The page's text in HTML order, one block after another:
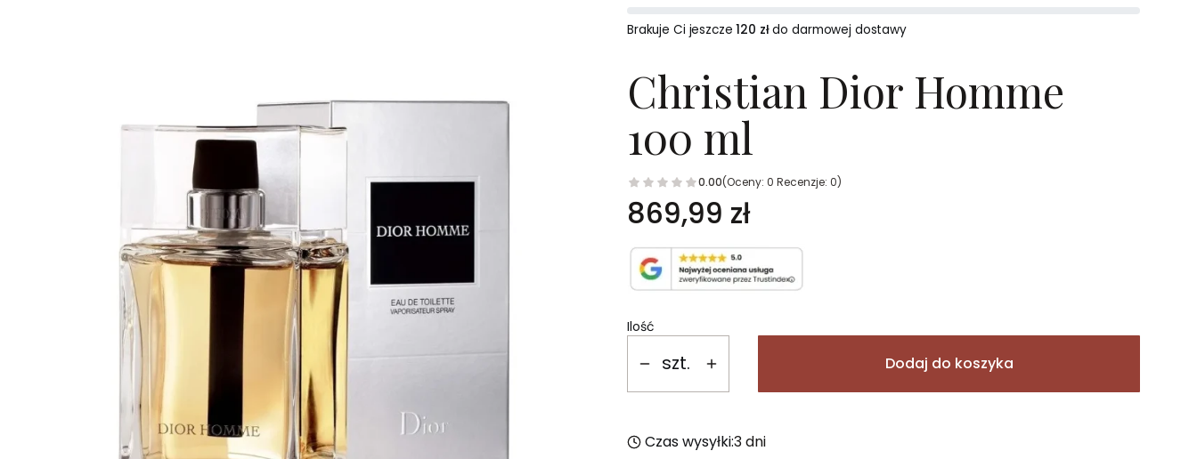
Brakuje Ci jeszcze120 złdo darmowej dostawy
Christian Dior Homme
100 ml
0.00(Oceny: 0 Recenzje: 0)
Cena
869,99 zł
Ilość
szt. Dodaj do koszyka
Czas wysyłki:3 dni